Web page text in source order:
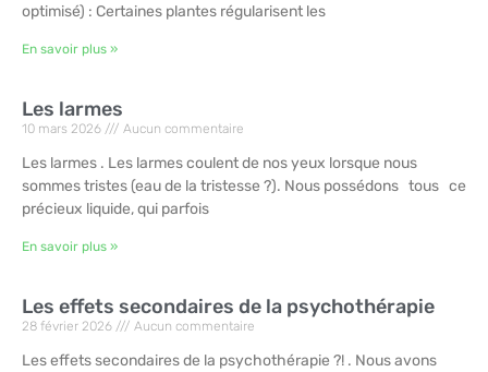
optimisé) : Certaines plantes régularisent les
En savoir plus »
Les larmes
10 mars 2026 Aucun commentaire
Les larmes . Les larmes coulent de nos yeux lorsque nous
sommes tristes (eau de la tristesse ?). Nous possédons tous ce
précieux liquide, qui parfois
En savoir plus »
Les effets secondaires de la psychothérapie
28 février 2026 Aucun commentaire
Les effets secondaires de la psychothérapie ?! . Nous avons